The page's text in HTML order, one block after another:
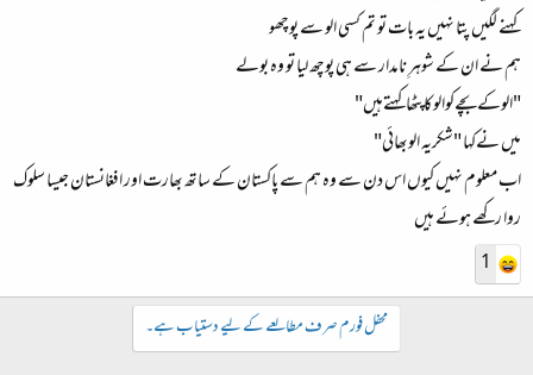
کہنے لگیں پتا نہیں یہ بات تو تم کسی الو سے پوچھو
ہم نے ان کے شوہرِ نامدار سے ہی پوچھ لیا تو وہ بولے
"الوکےبچےکوالوکاپٹھاکہتےہیں"
میں نےکہا "شکریہ الوبھائی"
اب معلوم نہیں کیوں اس دن سے وہ ہم سے پاکستان کے ساتھ بھارت اور افغانستان جیسا سلوک
روا رکھے ہوئے ہیں
1
محفل فورم صرف مطالعے کے لیے دستیاب ہے۔